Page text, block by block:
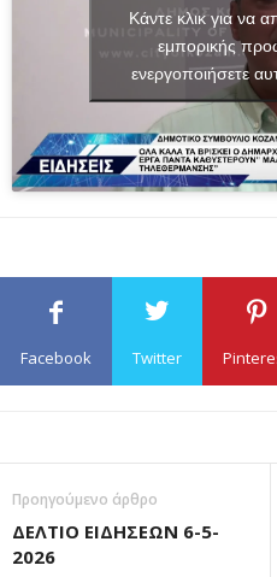
Κάντε κλικ για να
εμπορικής
ενεργοποιήσετε
Facebook Twitter
Προηγούμενο άρθρο
ΔΕΛΤΙΟ ΕΙΔΗΣΕΩΝ 6-5-
2026